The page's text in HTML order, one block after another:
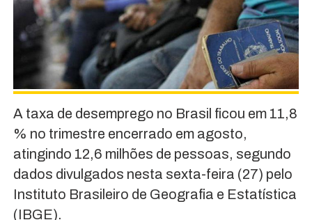
A taxa de desemprego no Brasil ficou em 11,8
% no trimestre encerrado em agosto,
atingindo 12,6 milhões de pessoas, segundo
dados divulgados nesta sexta-feira (27) pelo
Instituto Brasileiro de Geografia e Estatística
(IBGE).